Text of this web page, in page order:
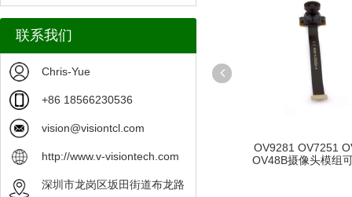
联系我们
Chris-Yue
+86 18566230536
vision@visiontcl.com
http://www.v-visiontech.com
深圳市龙岗区坂田街道布龙路
组
OV9281 OV7251
OV48B摄像头模组